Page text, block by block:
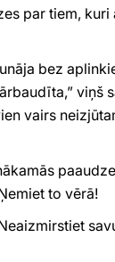
par tiem,
bez
viņš
vairs
to vērā!